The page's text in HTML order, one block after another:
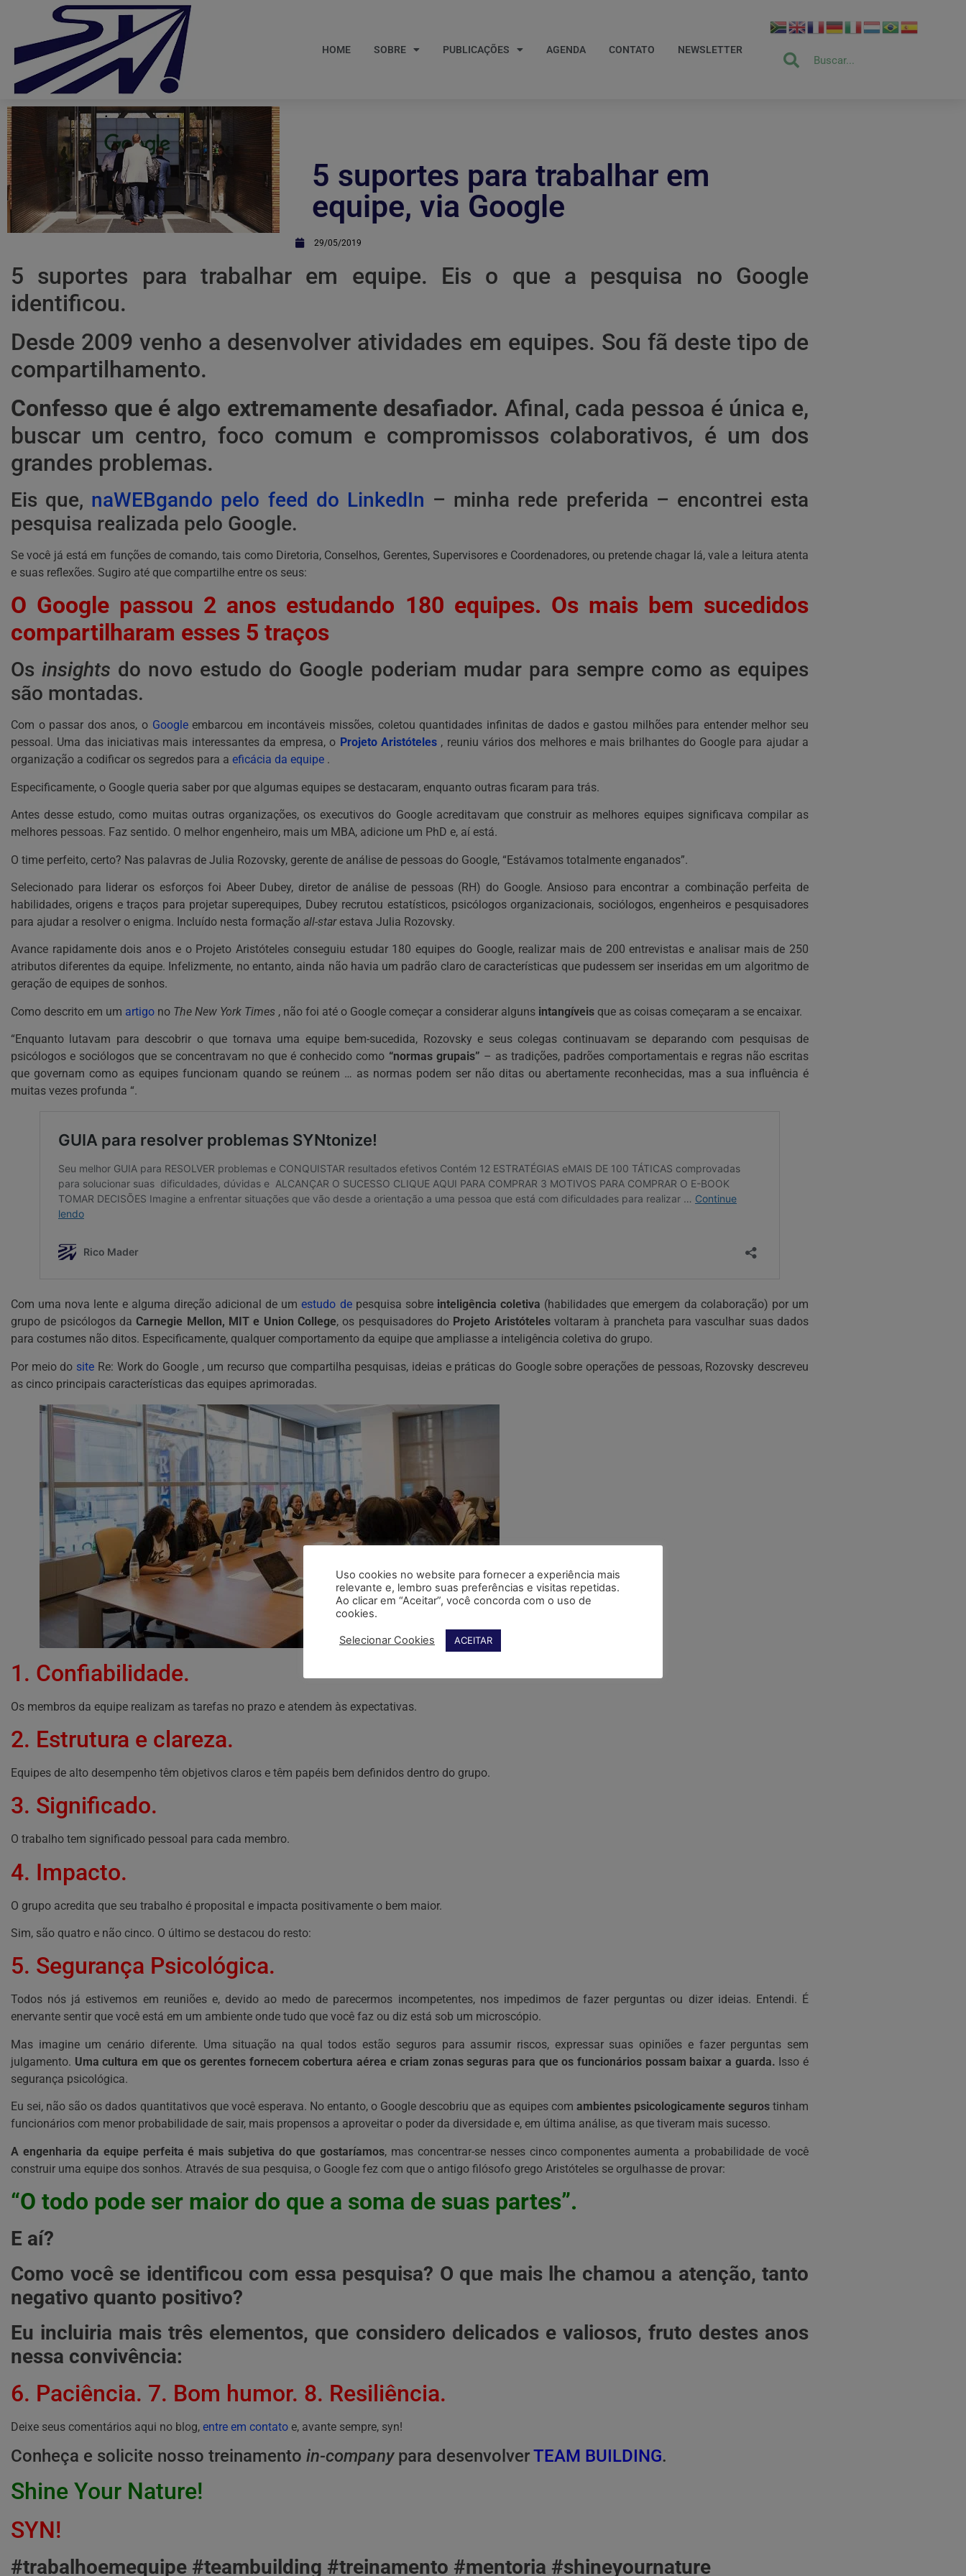
HOME SOBRE PUBLICAÇÕES AGENDA CONTATO NEWSLETTER
5 suportes para trabalhar em
equipe, via Google
29/05/2019
5 suportes para trabalhar em equipe. Eis o que a pesquisa no Google
identificou.
Desde 2009 venho a desenvolver atividades em equipes. Sou fã deste tipo de
compartilhamento.
Confesso que é algo extremamente desafiador. Afinal, cada pessoa é única e,
buscar um centro, foco comum e compromissos colaborativos, é um dos
grandes problemas.
Eis que, naWEBgando pelo feed do LinkedIn – minha rede preferida – encontrei esta
pesquisa realizada pelo Google.
Se você já está em funções de comando, tais como Diretoria, Conselhos, Gerentes, Supervisores e Coordenadores, ou pretende chagar lá, vale a leitura atenta
e suas reflexões. Sugiro até que compartilhe entre os seus:
O Google passou 2 anos estudando 180 equipes. Os mais bem sucedidos
compartilharam esses 5 traços
Osinsights do novo estudo do Google poderiam mudar para sempre como as equipes
são montadas.
Com o passar dos anos, o Googleembarcou em incontáveis ​​missões, coletou quantidades infinitas de dados e gastou milhões para entender melhor seu
pessoal. Uma das iniciativas mais interessantes da empresa, o Projeto Aristóteles , reuniu vários dos melhores e mais brilhantes do Google para ajudar a
organização a codificar os segredos para a eficácia da equipe .
Especificamente, o Google queria saber por que algumas equipes se destacaram, enquanto outras ficaram para trás.
Antes desse estudo, como muitas outras organizações, os executivos do Google acreditavam que construir as melhores equipes significava compilar as
melhores pessoas. Faz sentido. O melhor engenheiro, mais um MBA, adicione um PhD e, aí está.
O time perfeito, certo? Nas palavras de Julia Rozovsky, gerente de análise de pessoas do Google, “Estávamos totalmente enganados”.
Selecionado para liderar os esforços foi Abeer Dubey, diretor de análise de pessoas (RH) do Google. Ansioso para encontrar a combinação perfeita de
habilidades, origens e traços para projetar superequipes, Dubey recrutou estatísticos, psicólogos organizacionais, sociólogos, engenheiros e pesquisadores
para ajudar a resolver o enigma. Incluído nesta formação all-starestava Julia Rozovsky.
Avance rapidamente dois anos e o Projeto Aristóteles conseguiu estudar 180 equipes do Google, realizar mais de 200 entrevistas e analisar mais de 250
atributos diferentes da equipe. Infelizmente, no entanto, ainda não havia um padrão claro de características que pudessem ser inseridas em um algoritmo de
geração de equipes de sonhos.
Como descrito em um artigo no The New York Times , não foi até o Google começar a considerar alguns intangíveis que as coisas começaram a se encaixar.
“Enquanto lutavam para descobrir o que tornava uma equipe bem-sucedida, Rozovsky e seus colegas continuavam se deparando com pesquisas de
psicólogos e sociólogos que se concentravam no que é conhecido como “normas grupais” – as tradições, padrões comportamentais e regras não escritas
que governam como as equipes funcionam quando se reúnem … as normas podem ser não ditas ou abertamente reconhecidas, mas a sua influência é
muitas vezes profunda “.
Com uma nova lente e alguma direção adicional de umestudo depesquisa sobre inteligência coletiva (habilidades que emergem da colaboração) por um
grupo de psicólogos daCarnegie Mellon, MIT e Union College, os pesquisadores do Projeto Aristótelesvoltaram à prancheta para vasculhar suas dados
para costumes não ditos. Especificamente, qualquer comportamento da equipe que ampliasse a inteligência coletiva do grupo.
Por meio do site Re: Work do Google , um recurso que compartilha pesquisas, ideias e práticas do Google sobre operações de pessoas, Rozovsky descreveu
as cinco principais características das equipes aprimoradas.
1. Confiabilidade.
Os membros da equipe realizam as tarefas no prazo e atendem às expectativas.
2. Estrutura e clareza.
Equipes de alto desempenho têm objetivos claros e têm papéis bem definidos dentro do grupo.
3. Significado.
O trabalho tem significado pessoal para cada membro.
4. Impacto.
O grupo acredita que seu trabalho é proposital e impacta positivamente o bem maior.
Sim, são quatro e não cinco. O último se destacou do resto:
5. Segurança Psicológica.
Todos nós já estivemos em reuniões e, devido ao medo de parecermos incompetentes, nos impedimos de fazer perguntas ou dizer ideias. Entendi. É
enervante sentir que você está em um ambiente onde tudo que você faz ou diz está sob um microscópio.
Mas imagine um cenário diferente. Uma situação na qual todos estão seguros para assumir riscos, expressar suas opiniões e fazer perguntas sem
julgamento. Uma cultura em que os gerentes fornecem cobertura aérea e criam zonas seguras para que os funcionários possam baixar a guarda. Isso é
segurança psicológica.
Eu sei, não são os dados quantitativos que você esperava. No entanto, o Google descobriu que as equipes com ambientes psicologicamente segurostinham
funcionários com menor probabilidade de sair, mais propensos a aproveitar o poder da diversidade e, em última análise, as que tiveram mais sucesso.
A engenharia da equipe perfeita é mais subjetiva do que gostaríamos, mas concentrar-se nesses cinco componentes aumenta a probabilidade de você
construir uma equipe dos sonhos. Através de sua pesquisa, o Google fez com que o antigo filósofo grego Aristóteles se orgulhasse de provar:
“O todo pode ser maior do que a soma de suas partes”.
E aí?
Como você se identificou com essa pesquisa? O que mais lhe chamou a atenção, tanto
negativo quanto positivo?
Eu incluiria mais três elementos, que considero delicados e valiosos, fruto destes anos
nessa convivência:
6. Paciência. 7. Bom humor. 8. Resiliência.
Deixe seus comentários aqui no blog, entre em contato e, avante sempre, syn!
Conheça e solicite nosso treinamento in-companypara desenvolverTEAM BUILDING.
Shine Your Nature!
SYN!
#trabalhoemequipe #teambuilding #treinamento #mentoria #shineyournature
Uso cookies no website para fornecer a experiência mais
relevante e, lembro suas preferências e visitas repetidas.
Ao clicar em “Aceitar”, você concorda com o uso de
cookies.
Selecionar Cookies ACEITAR